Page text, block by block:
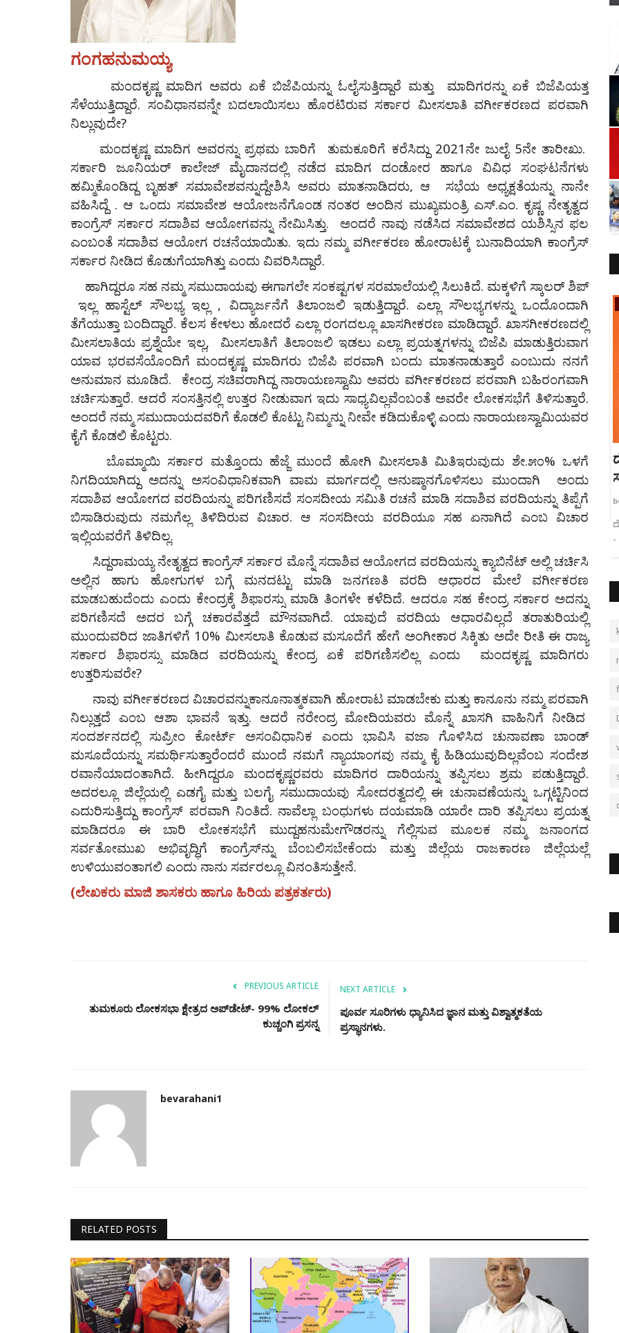
ಗಂಗಹನುಮಯ್ಯ
ಮಂದಕೃಷ್ಣ ಮಾದಿಗ ಅವರು ಏಕೆ ಬಿಜೆಪಿಯನ್ನು ಓಲೈಸುತ್ತಿದ್ದಾರೆ ಮತ್ತು ಮಾದಿಗರನ್ನು ಏಕೆ ಬಿಜೆಪಿಯತ್ತ
ಸೆಳೆಯುತ್ತಿದ್ದಾರೆ. ಸಂವಿಧಾನವನ್ನೇ ಬದಲಾಯಿಸಲು ಹೊರಟಿರುವ ಸರ್ಕಾರ ಮೀಸಲಾತಿ ವರ್ಗೀಕರಣದ ಪರವಾಗಿ
ನಿಲ್ಲುವುದೇ?
ಮಂದಕೃಷ್ಣ ಮಾದಿಗ ಅವರನ್ನು ಪ್ರಥಮ ಬಾರಿಗೆ ತುಮಕೂರಿಗೆ ಕರೆಸಿದ್ದು 2021ನೇ ಜುಲೈ 5ನೇ ತಾರೀಖು.
ಸರ್ಕಾರಿ ಜೂನಿಯರ್ ಕಾಲೇಜ್ ಮೈದಾನದಲ್ಲಿ ನಡೆದ ಮಾದಿಗ ದಂಡೋರ ಹಾಗೂ ವಿವಿಧ ಸಂಘಟನೆಗಳು
ಹಮ್ಮಿಕೊಂಡಿದ್ದ ಬೃಹತ್ ಸಮಾವೇಶವನ್ನುದ್ದೇಶಿಸಿ ಅವರು ಮಾತನಾಡಿದರು, ಆ ಸಭೆಯ ಅಧ್ಯಕ್ಷತೆಯನ್ನು ನಾನೇ
ವಹಿಸಿದ್ದೆ . ಆ ಒಂದು ಸಮಾವೇಶ ಆಯೋಜನೆಗೊಂಡ ನಂತರ ಅಂದಿನ ಮುಖ್ಯಮಂತ್ರಿ ಎಸ್.ಎಂ. ಕೃಷ್ಣ ನೇತೃತ್ವದ
ಕಾಂಗ್ರೆಸ್ ಸರ್ಕಾರ ಸದಾಶಿವ ಆಯೋಗವನ್ನು ನೇಮಿಸಿತ್ತು. ಅಂದರೆ ನಾವು ನಡೆಸಿದ ಸಮಾವೇಶದ ಯಶಿಸ್ಸಿನ ಫಲ
ಎಂಬಂತೆ ಸದಾಶಿವ ಆಯೋಗ ರಚನೆಯಾಯಿತು. ಇದು ನಮ್ಮ ವರ್ಗೀಕರಣ ಹೋರಾಟಕ್ಕೆ ಬುನಾದಿಯಾಗಿ ಕಾಂಗ್ರೆಸ್
ಸರ್ಕಾರ ನೀಡಿದ ಕೊಡುಗೆಯಾಗಿತ್ತು ಎಂದು ವಿವರಿಸಿದ್ದಾರೆ.
ಹಾಗಿದ್ದರೂ ಸಹ ನಮ್ಮ ಸಮುದಾಯವು ಈಗಾಗಲೇ ಸಂಕಷ್ಟಗಳ ಸರಮಾಲೆಯಲ್ಲಿ ಸಿಲುಕಿದೆ. ಮಕ್ಕಳಿಗೆ ಸ್ಕಾಲರ್‌ ಶಿಪ್‌
ಇಲ್ಲ ಹಾಸ್ಟೆಲ್ ಸೌಲಭ್ಯ ಇಲ್ಲ , ವಿದ್ಯಾರ್ಜನೆಗೆ ತಿಲಾಂಜಲಿ ಇಡುತ್ತಿದ್ದಾರೆ. ಎಲ್ಲಾ ಸೌಲಭ್ಯಗಳನ್ನು ಒಂದೊಂದಾಗಿ
ತೆಗೆಯುತ್ತಾ ಬಂದಿದ್ದಾರೆ. ಕೆಲಸ ಕೇಳಲು ಹೋದರೆ ಎಲ್ಲಾ ರಂಗದಲ್ಲೂ ಖಾಸಗೀಕರಣ ಮಾಡಿದ್ದಾರೆ. ಖಾಸಗೀಕರಣದಲ್ಲಿ
ಮೀಸಲಾತಿಯ ಪ್ರಶ್ನೆಯೇ ಇಲ್ಲ, ಮೀಸಲಾತಿಗೆ ತಿಲಾಂಜಲಿ ಇಡಲು ಎಲ್ಲಾ ಪ್ರಯತ್ನಗಳನ್ನು ಬಿಜೆಪಿ ಮಾಡುತ್ತಿರುವಾಗ
ಯಾವ ಭರವಸೆಯೊಂದಿಗೆ ಮಂದಕೃಷ್ಣ ಮಾದಿಗರು ಬಿಜೆಪಿ ಪರವಾಗಿ ಬಂದು ಮಾತನಾಡುತ್ತಾರೆ ಎಂಬುದು ನನಗೆ
ಅನುಮಾನ ಮೂಡಿದೆ. ಕೇಂದ್ರ ಸಚಿವರಾಗಿದ್ದ ನಾರಾಯಣಸ್ವಾಮಿ ಅವರು ವರ್ಗೀಕರಣದ ಪರವಾಗಿ ಬಹಿರಂಗವಾಗಿ
ಚರ್ಚಿಸುತ್ತಾರೆ. ಆದರೆ ಸಂಸತ್ತಿನಲ್ಲಿ ಉತ್ತರ ನೀಡುವಾಗ ಇದು ಸಾಧ್ಯವಿಲ್ಲವೆಂಬಂತೆ ಅವರೇ ಲೋಕಸಭೆಗೆ ತಿಳಿಸುತ್ತಾರೆ.
ಅಂದರೆ ನಮ್ಮ ಸಮುದಾಯದವರಿಗೆ ಕೊಡಲಿ ಕೊಟ್ಟು ನಿಮ್ಮನ್ನು ನೀವೇ ಕಡಿದುಕೊಳ್ಳಿ ಎಂದು ನಾರಾಯಣಸ್ವಾಮಿಯವರ
ಕೈಗೆ ಕೊಡಲಿ ಕೊಟ್ಟರು.
ಬೊಮ್ಮಾಯಿ ಸರ್ಕಾರ ಮತ್ತೊಂದು ಹೆಜ್ಜೆ ಮುಂದೆ ಹೋಗಿ ಮೀಸಲಾತಿ ಮಿತಿಇರುವುದು ಶೇ.೫೦% ಒಳಗೆ
ನಿಗದಿಯಾಗಿದ್ದು ಅದನ್ನು ಅಸಂವಿಧಾನಿಕವಾಗಿ ವಾಮ ಮಾರ್ಗದಲ್ಲಿ ಅನುಷ್ಠಾನಗೊಳಿಸಲು ಮುಂದಾಗಿ ಅಂದು
ಸದಾಶಿವ ಆಯೋಗದ ವರದಿಯನ್ನು ಪರಿಗಣಿಸದೆ ಸಂಸದೀಯ ಸಮಿತಿ ರಚನೆ ಮಾಡಿ ಸದಾಶಿವ ವರದಿಯನ್ನು ತಿಪ್ಪೆಗೆ
ಬಿಸಾಡಿರುವುದು ನಮಗೆಲ್ಲ ತಿಳಿದಿರುವ ವಿಚಾರ. ಆ ಸಂಸದೀಯ ವರದಿಯೂ ಸಹ ಏನಾಗಿದೆ ಎಂಬ ವಿಚಾರ
ಇಲ್ಲಿಯವರೆಗೆ ತಿಳಿದಿಲ್ಲ.
ಸಿದ್ದರಾಮಯ್ಯ ನೇತೃತ್ವದ ಕಾಂಗ್ರೆಸ್ ಸರ್ಕಾರ ಮೊನ್ನೆ ಸದಾಶಿವ ಆಯೋಗದ ವರದಿಯನ್ನು ಕ್ಯಾಬಿನೆಟ್ ಅಲ್ಲಿ ಚರ್ಚಿಸಿ
ಅಲ್ಲಿನ ಹಾಗು ಹೋಗುಗಳ ಬಗ್ಗೆ ಮನದಟ್ಟು ಮಾಡಿ ಜನಗಣತಿ ವರದಿ ಆಧಾರದ ಮೇಲೆ ವರ್ಗೀಕರಣ
ಮಾಡಬಹುದೆಂದು ಎಂದು ಕೇಂದ್ರಕ್ಕೆ ಶಿಫಾರಸ್ಸು ಮಾಡಿ ತಿಂಗಳೇ ಕಳೆದಿದೆ. ಆದರೂ ಸಹ ಕೇಂದ್ರ ಸರ್ಕಾರ ಅದನ್ನು
ಪರಿಗಣಿಸದೆ ಅದರ ಬಗ್ಗೆ ಚಕಾರವೆತ್ತದೆ ಮೌನವಾಗಿದೆ. ಯಾವುದೆ ವರದಿಯ ಆಧಾರವಿಲ್ಲದೆ ತರಾತುರಿಯಲ್ಲಿ
ಮುಂದುವರಿದ ಜಾತಿಗಳಿಗೆ 10% ಮೀಸಲಾತಿ ಕೊಡುವ ಮಸೂದೆಗೆ ಹೇಗೆ ಅಂಗೀಕಾರ ಸಿಕ್ಕಿತು ಅದೇ ರೀತಿ ಈ ರಾಜ್ಯ
ಸರ್ಕಾರ ಶಿಫಾರಸ್ಸು ಮಾಡಿದ ವರದಿಯನ್ನು ಕೇಂದ್ರ ಏಕೆ ಪರಿಗಣಿಸಲಿಲ್ಲ ಎಂದು ಮಂದಕೃಷ್ಣ ಮಾದಿಗರು
ಉತ್ತರಿಸುವರೇ?
ನಾವು ವರ್ಗೀಕರಣದ ವಿಚಾರವನ್ನುಕಾನೂನಾತ್ಮಕವಾಗಿ ಹೋರಾಟ ಮಾಡಬೇಕು ಮತ್ತು ಕಾನೂನು ನಮ್ಮ ಪರವಾಗಿ
ನಿಲ್ಲುತ್ತದೆ ಎಂಬ ಆಶಾ ಭಾವನೆ ಇತ್ತು. ಆದರೆ ನರೇಂದ್ರ ಮೋದಿಯವರು ಮೊನ್ನೆ ಖಾಸಗಿ ವಾಹಿನಿಗೆ ನೀಡಿದ
ಸಂದರ್ಶನದಲ್ಲಿ ಸುಪ್ರೀಂ ಕೋರ್ಟ್ ಅಸಂವಿಧಾನಿಕ ಎಂದು ಭಾವಿಸಿ ವಜಾ ಗೊಳಿಸಿದ ಚುನಾವಣಾ ಬಾಂಡ್
ಮಸೂದೆಯನ್ನು ಸಮರ್ಥಿಸುತ್ತಾರೆಂದರೆ ಮುಂದೆ ನಮಗೆ ನ್ಯಾಯಾಂಗವು ನಮ್ಮ ಕೈ ಹಿಡಿಯುವುದಿಲ್ಲವೆಂಬ ಸಂದೇಶ
ರವಾನೆಯಾದಂತಾಗಿದೆ. ಹೀಗಿದ್ದರೂ ಮಂದಕೃಷ್ಣರವರು ಮಾದಿಗರ ದಾರಿಯನ್ನು ತಪ್ಪಿಸಲು ಶ್ರಮ ಪಡುತ್ತಿದ್ದಾರೆ.
ಅದರಲ್ಲೂ ಜಿಲ್ಲೆಯಲ್ಲಿ ಎಡಗೈ ಮತ್ತು ಬಲಗೈ ಸಮುದಾಯವು ಸೋದರತ್ವದಲ್ಲಿ ಈ ಚುನಾವಣೆಯನ್ನು ಒಗ್ಗಟ್ಟಿನಿಂದ
ಎದುರಿಸುತ್ತಿದ್ದು ಕಾಂಗ್ರೆಸ್ ಪರವಾಗಿ ನಿಂತಿದೆ. ನಾವೆಲ್ಲಾ ಬಂಧುಗಳು ದಯಮಾಡಿ ಯಾರೇ ದಾರಿ ತಪ್ಪಿಸಲು ಪ್ರಯತ್ನ
ಮಾಡಿದರೂ ಈ ಬಾರಿ ಲೋಕಸಭೆಗೆ ಮುದ್ದಹನುಮೇಗೌಡರನ್ನು ಗೆಲ್ಲಿಸುವ ಮೂಲಕ ನಮ್ಮ ಜನಾಂಗದ
ಸರ್ವತೋಮುಖ ಅಭಿವೃದ್ಧಿಗೆ ಕಾಂಗ್ರೆಸ್‌ನ್ನು ಬೆಂಬಲಿಸಬೇಕೆಂದು ಮತ್ತು ಜಿಲ್ಲೆಯ ರಾಜಕಾರಣ ಜಿಲ್ಲೆಯಲ್ಲೆ
ಉಳಿಯುವಂತಾಗಲಿ ಎಂದು ನಾನು ಸರ್ವರಲ್ಲೂ ವಿನಂತಿಸುತ್ತೇನೆ.
(ಲೇಖಕರು ಮಾಜಿ ಶಾಸಕರು ಹಾಗೂ ಹಿರಿಯ ಪತ್ರಕರ್ತರು)
PREVIOUS ARTICLE
ತುಮಕೂರು ಲೋಕಸಭಾ ಕ್ಷೇತ್ರದ ಅಪ್‌ಡೇಟ್- 99% ಲೋಕಲ್‌
ಕುಚ್ಚಂಗಿ ಪ್ರಸನ್ನ
NEXT ARTICLE
ಪೂರ್ವ ಸೂರಿಗಳು ಧ್ಯಾನಿಸಿದ ಜ್ಞಾನ ಮತ್ತು ವಿಶ್ವಾತ್ಮಕತೆಯ
ಪ್ರಸ್ಥಾನಗಳು.
bevarahani1
RELATED POSTS
ದಾಟಿ ವರ್ತಮಾನದ
ಫೈನ್‌ ಆರ್ಟ್
ಪ್ರತೀತ್ಯ . . . ನಾನೆಂಬುದ ಕರಗಿಸಬಲ್ಲ
ಕಲಾಕೃತಿಗಳು
bevarahani1 Apr 23, 2023 0
ಸಂಸ್ಕೃತಿ
ದೇವಕನ್ನಿಕೆ ಶ್ರೀ ಬುಕ್ಕಪಟ್ಟಣದಮ್ಮನ ಅಧ್ಯಯನದ
ಸುತ್ತಮುತ್ತ ಪುಸ್ತಕ...
bevarahani1 Apr 24, 2022 0
ದೇವಕನ್ನಿಕೆ ಶ್ರೀ ಬುಕ್ಕಪಟ್ಟಣದಮ್ಮನ ಅಧ್ಯಯನದ ಸುತ್ತಮುತ್ತ ಪುಸ್ತಕ ಪರಿಚಯ